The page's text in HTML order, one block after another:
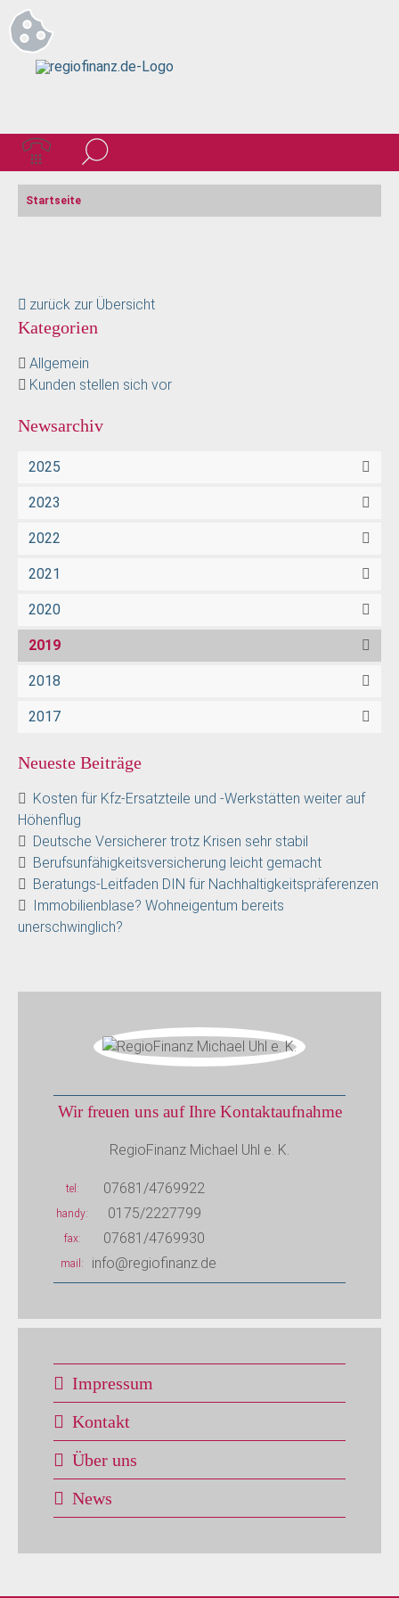
Startseite
zurück zur Übersicht
Kategorien
Allgemein
Kunden stellen sich vor
Newsarchiv
2025
2023
2022
2021
2020
2019
2018
2017
Neueste Beiträge
Kosten für Kfz-Ersatzteile und -Werkstätten weiter auf
Höhenflug
Deutsche Versicherer trotz Krisen sehr stabil
Berufsunfähigkeitsversicherung leicht gemacht
Beratungs-Leitfaden DIN für Nachhaltigkeitspräferenzen
Immobilienblase? Wohneigentum bereits
unerschwinglich?
Wir freuen uns auf Ihre Kontaktaufnahme
RegioFinanz Michael Uhl e. K.
tel 07681/4769922
handy 0175/2227799
fax 07681/4769930
mail info@regiofinanz.de
Impressum
Kontakt
Über uns
News